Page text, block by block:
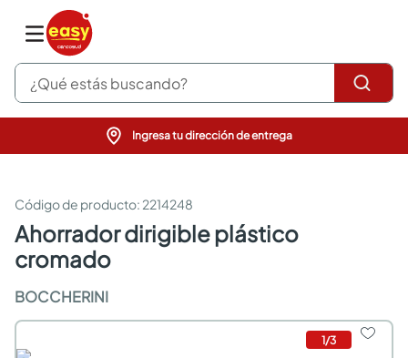
¿Qué estás buscando?
Ingresa tu dirección de entrega
: 2214248
ahorrador dirigible plástico
cromado
BOCCHERINI
1/3
pinturas
sanitarios
comedor
escritorio
armarios closet
comedores